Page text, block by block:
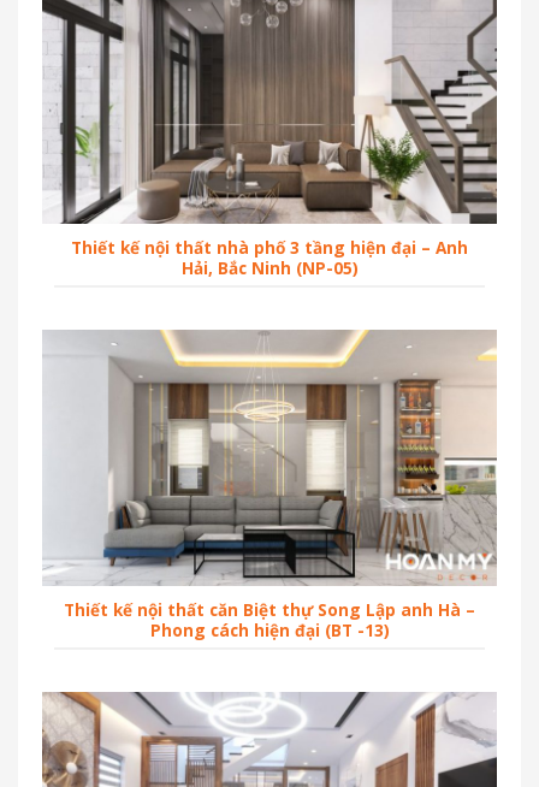
Thiết kế nội thất nhà phố 3 tầng hiện đại – Anh
Hải, Bắc Ninh (NP-05)
Thiết kế nội thất căn Biệt thự Song Lập anh Hà –
Phong cách hiện đại (BT -13)